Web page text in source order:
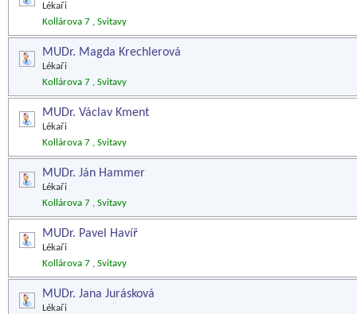
Lékaři
Kollárova 7 , Svitavy
MUDr. Magda Krechlerová
Lékaři
Kollárova 7 , Svitavy
MUDr. Václav Kment
Lékaři
Kollárova 7 , Svitavy
MUDr. Ján Hammer
Lékaři
Kollárova 7 , Svitavy
MUDr. Pavel Havíř
Lékaři
Kollárova 7 , Svitavy
MUDr. Jana Jurásková
Lékaři